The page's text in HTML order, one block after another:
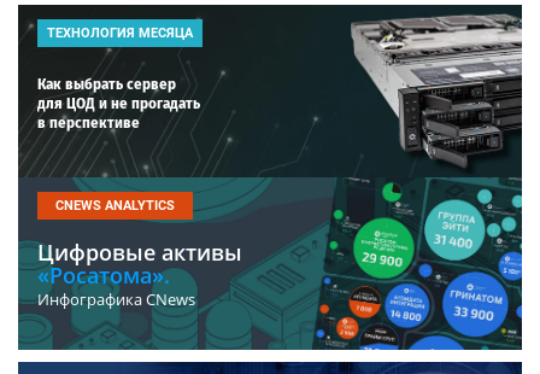
ТЕХНОЛОГИЯ МЕСЯЦА
Как выбрать сервер
для ЦОД и не прогадать
в перспективе
CNEWS ANALYTICS
Цифровые активы
«Росатома».
Инфографика CNews